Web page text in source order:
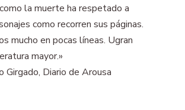
la muerte ha respetado a
como recorren sus páginas.
mucho en pocas líneas. Ugran
mayor.»
Girgado, Diario de Arousa